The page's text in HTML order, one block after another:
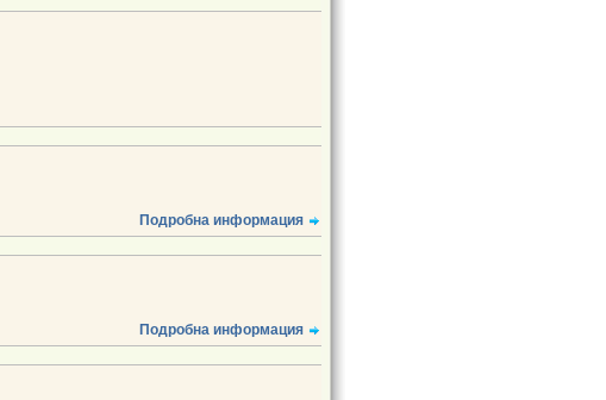
Подробна информация
Подробна информация